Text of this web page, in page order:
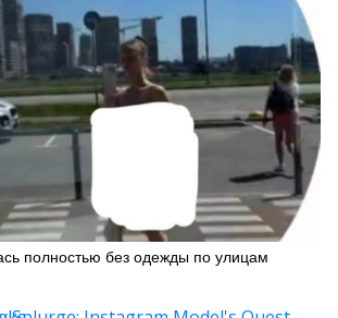
полностью без одежды по улицам